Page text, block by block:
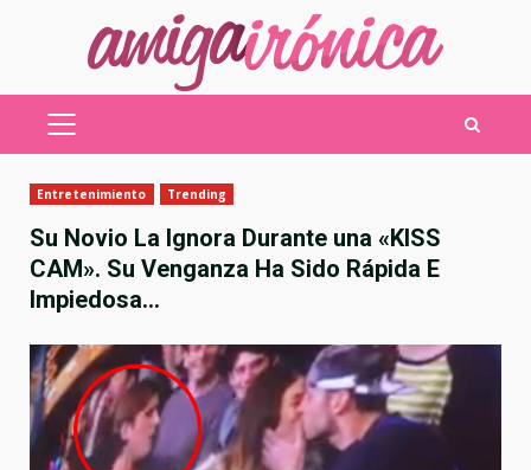
MENÚ
Entretenimiento Trending
Su Novio La Ignora Durante una «KISS
CAM». Su Venganza Ha Sido Rápida E
Impiedosa…